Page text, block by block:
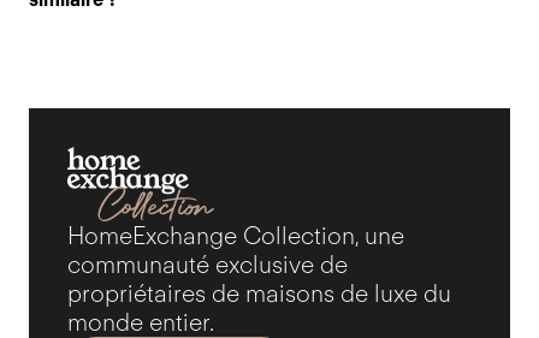
HomeExchange Collection, une
communauté exclusive de
propriétaires de maisons de luxe du
monde entier.